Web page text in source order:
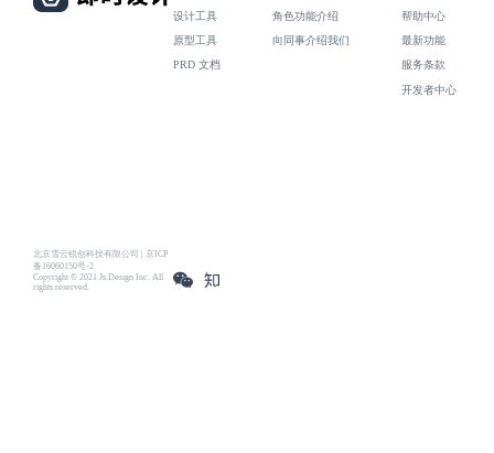
北京雪云锐创科技有限公司 | 京ICP
备16060150号-2
Copyright © 2021 Js.Design Inc. All
rights reserved.
设计工具
原型工具
PRD 文档
角色功能介绍
向同事介绍我们
帮助中心
最新功能
服务条款
开发者中心